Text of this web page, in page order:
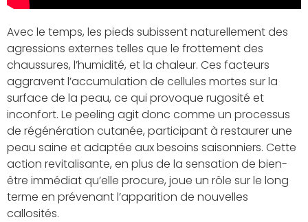
Avec le temps, les pieds subissent naturellement des
agressions externes telles que le frottement des
chaussures, l’humidité, et la chaleur. Ces facteurs
aggravent l’accumulation de cellules mortes sur la
surface de la peau, ce qui provoque rugosité et
inconfort. Le peeling agit donc comme un processus
de régénération cutanée, participant à restaurer une
peau saine et adaptée aux besoins saisonniers. Cette
action revitalisante, en plus de la sensation de bien-
être immédiat qu’elle procure, joue un rôle sur le long
terme en prévenant l’apparition de nouvelles
callosités.